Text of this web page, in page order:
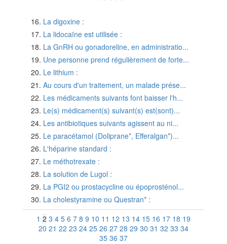
La digoxine :
La lidocaïne est utilisée :
La GnRH ou gonadoreline, en administratio...
Une personne prend régulièrement de forte...
Le lithium :
Au cours d'un traitement, un malade prése...
Les médicaments suivants font baisser l'h...
Le(s) médicament(s) suivant(s) est(sont)...
Les antibiotiques suivants agissent au ni...
Le paracétamol (Doliprane*, Efferalgan*)...
L'héparine standard :
Le méthotrexate :
La solution de Lugol :
La PGI2 ou prostacycline ou époprosténol...
La cholestyramine ou Questran* :
1 2 3 4 5 6 7 8 9 10 11 12 13 14 15 16 17 18 19
20 21 22 23 24 25 26 27 28 29 30 31 32 33 34
35 36 37